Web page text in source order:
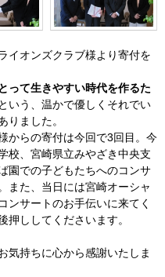
イオンズクラブ様より寄付を
って生きやすい時代を作るた
という、温かで優しくそれでい
りました。
からの寄付は今回で3回目。今
校、宮崎県立みやざき中央支
園での子どもたちへのコンサ
また、当日には宮崎オーシャ
ンサートのお手伝いに来てく
押ししてくださいます。
持ちに心から感謝いたしま